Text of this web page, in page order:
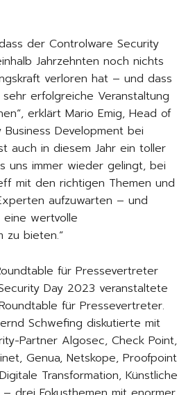
der Controlware Security
Jahrzehnten noch nichts
verloren hat – und dass
erfolgreiche Veranstaltung
erklärt Mario Emig, Head of
Development bei
auch in diesem Jahr ein toller
uns immer wieder gelingt, bei
mit den richtigen Themen und
aufzuwarten – und
wertvolle
zu bieten.“
für Pressevertreter
Day 2023 veranstaltete
für Pressevertreter.
Schwefing diskutierte mit
Partner Algosec, Check Point,
Genua, Netskope, Proofpoint
Transformation, Künstliche